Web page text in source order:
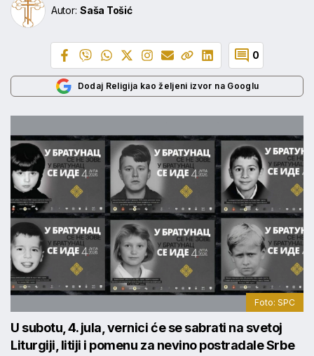
Autor: Saša Tošić
0
Dodaj Religija kao željeni izvor na Googlu
Foto: SPC
U subotu, 4. jula, vernici će se sabrati na svetoj
Liturgiji, litiji i pomenu za nevino postradale Srbe